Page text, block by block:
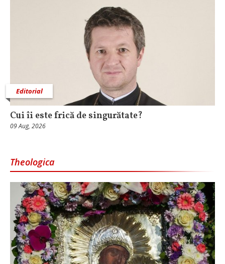
Editorial
Cui îi este frică de singurătate?
09 Aug, 2026
Theologica